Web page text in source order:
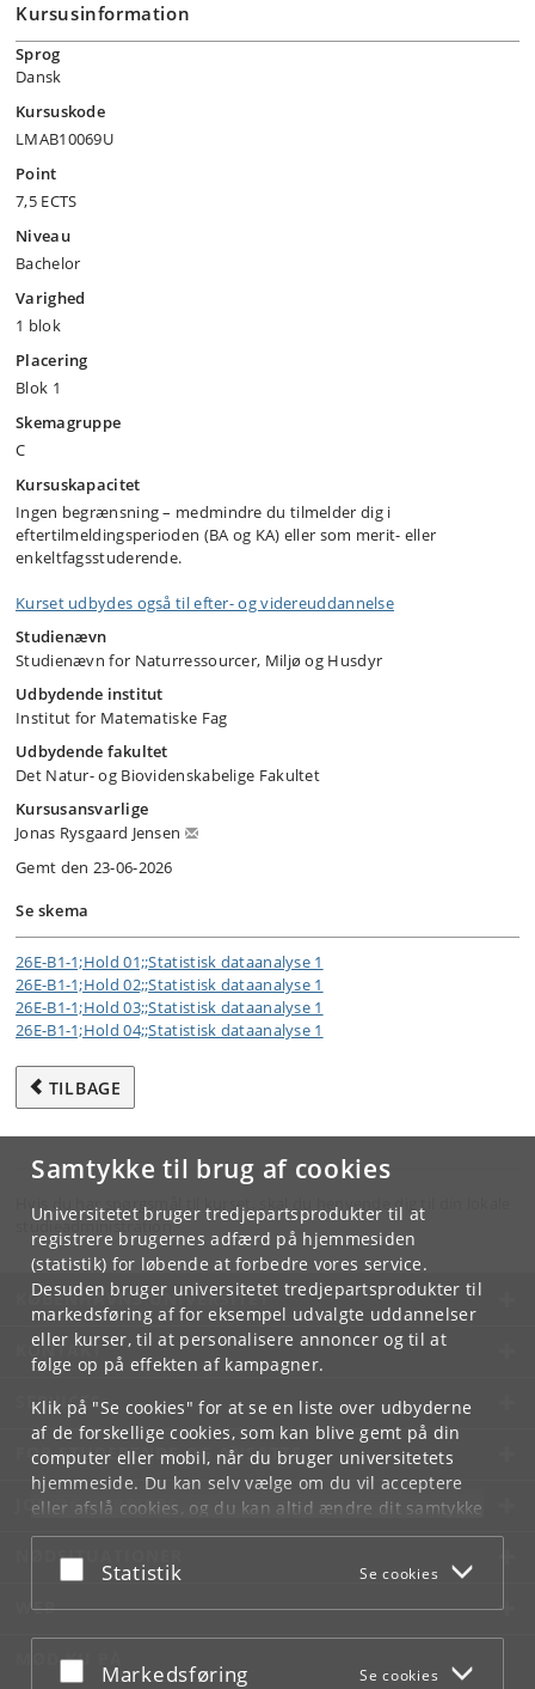
Samtykke til brug af cookies
Universitetet bruger tredjepartsprodukter til at
registrere brugernes adfærd på hjemmesiden
(statistik) for løbende at forbedre vores service.
Desuden bruger universitetet tredjepartsprodukter til
markedsføring af for eksempel udvalgte uddannelser
eller kurser, til at personalisere annoncer og til at
følge op på effekten af kampagner.
Klik på "Se cookies" for at se en liste over udbyderne
af de forskellige cookies, som kan blive gemt på din
computer eller mobil, når du bruger universitetets
hjemmeside. Du kan selv vælge om du vil acceptere
eller afslå cookies, og du kan altid ændre dit samtykke
underCookie- og privatlivspolitiksom du finder i
bunden af hver side.
Acceptér eller afslå
Statistik Se cookies
Acceptér eller afslå
Markedsføring Se cookies
Kursusinformation
Sprog
Dansk
Kursuskode
LMAB10069U
Point
7,5 ECTS
Niveau
Bachelor
Varighed
1 blok
Placering
Blok 1
Skemagruppe
C
Kursuskapacitet
Ingen begrænsning – medmindre du tilmelder dig i
eftertilmeldingsperioden (BA og KA) eller som merit- eller
enkeltfagsstuderende.
Kurset udbydes også til efter- og videreuddannelse
Studienævn
Studienævn for Naturressourcer, Miljø og Husdyr
Udbydende institut
Institut for Matematiske Fag
Udbydende fakultet
Det Natur- og Biovidenskabelige Fakultet
Kursusansvarlige
Jonas Rysgaard Jensen
Gemt den 23-06-2026
Se skema
26E-B1-1;Hold 01;;Statistisk dataanalyse 1
26E-B1-1;Hold 02;;Statistisk dataanalyse 1
26E-B1-1;Hold 03;;Statistisk dataanalyse 1
26E-B1-1;Hold 04;;Statistisk dataanalyse 1
TILBAGE
Hvis du har spørgsmål til kurset, skal du henvende dig til din lokale
studieadministration.
KØBENHAVNS UNIVERSITET
KONTAKT
SERVICES
FOR STUDERENDE OG ANSATTE
JOB OG KARRIERE
NØDSITUATIONER
WEB
MØD KU PÅ